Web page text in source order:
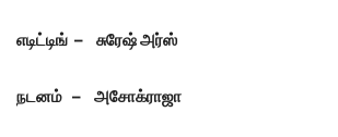
எடிட்டிங் – சுரேஷ் அர்ஸ்
நடனம் – அசோக்ராஜா